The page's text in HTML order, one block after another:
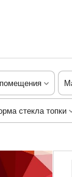
стекла топки